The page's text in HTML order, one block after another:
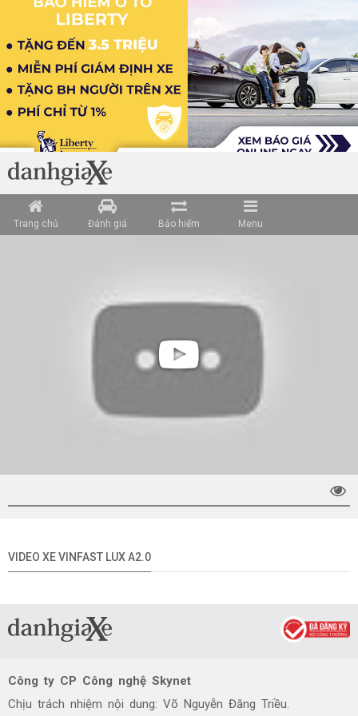
Trang chủ Đánh giá Bảo hiểm Menu
VIDEO XE VINFAST LUX A2.0
Công ty CP Công nghệ Skynet
Chịu trách nhiệm nội dung: Võ Nguyễn Đăng Triều.